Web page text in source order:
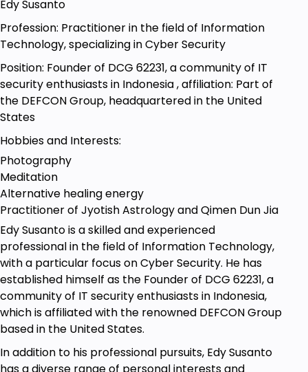
Profesional IT:Administrator jaringan,
pengembang perangkat lunak, dan
meningkatkan keterampilan keamanan
mereka.
Mahasiswa dan Akademisi:Mahasiswa yang
siber, serta akademisi yang ingin
memperkaya pengetahuan mereka dalam
praktik pentesting.
Pemilik Bisnis dan Manajer TI:Individu yang
bertanggung jawab atas keamanan digital
dalam organisasi mereka dan ingin
memahami cara melindungi aset digital
mereka dari serangan.
Prerequisites
Memiliki Jaringan Internet
Memilik Laptop
Edy Susanto
Profession: Practitioner in the field of Information
Technology, specializing in Cyber Security
Position: Founder of DCG 62231, a community of IT
security enthusiasts in Indonesia , affiliation: Part of
the DEFCON Group, headquartered in the United
States
Hobbies and Interests:
Photography
Meditation
Alternative healing energy
Practitioner of Jyotish Astrology and Qimen Dun Jia
Edy Susanto is a skilled and experienced
professional in the field of Information Technology,
with a particular focus on Cyber Security. He has
established himself as the Founder of DCG 62231, a
community of IT security enthusiasts in Indonesia,
which is affiliated with the renowned DEFCON Group
based in the United States.
In addition to his professional pursuits, Edy Susanto